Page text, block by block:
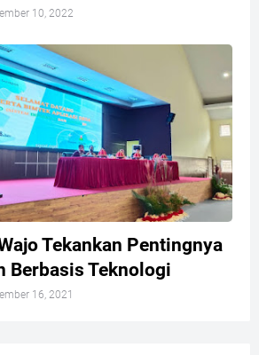
10, 2022
Tekankan Pentingnya
Berbasis Teknologi
16, 2021